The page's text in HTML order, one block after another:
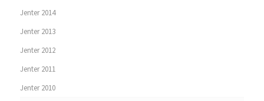
Jenter 2014
Jenter 2013
Jenter 2012
Jenter 2011
Jenter 2010